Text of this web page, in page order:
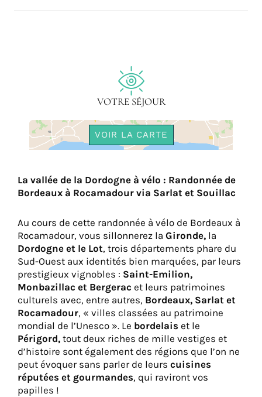
VOTRE SÉJOUR
VOIR LA CARTE
La vallée de la Dordogne à vélo : Randonnée de
Bordeaux à Rocamadour via Sarlat et Souillac
Au cours de cette randonnée à vélo de Bordeaux à
Rocamadour, vous sillonnerez la Gironde, la
Dordogne et le Lot, trois départements phare du
Sud-Ouest aux identités bien marquées, par leurs
prestigieux vignobles : Saint-Emilion,
Monbazillac et Bergerac et leurs patrimoines
culturels avec, entre autres, Bordeaux, Sarlat et
Rocamadour, « villes classées au patrimoine
mondial de l’Unesco ». Le bordelais et le
Périgord, tout deux riches de mille vestiges et
d’histoire sont également des régions que l’on ne
peut évoquer sans parler de leurs cuisines
réputées et gourmandes, qui raviront vos
papilles !